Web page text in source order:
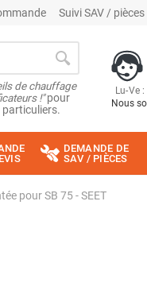
Suivi SAV / pièces
de chauffage
!"pour
particuliers.
Lu-Ve :
Nous
DEMANDE DE
SAV / PIÈCES
pour SB 75 - SEET